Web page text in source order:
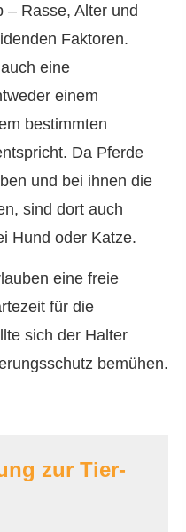
– Rasse, Alter und
Faktoren.
eine
einem
bestimmten
Da Pferde
und bei ihnen die
sind dort auch
Hund oder Katze.
eine freie
für die
sich der Halter
bemühen.
zur Tier-